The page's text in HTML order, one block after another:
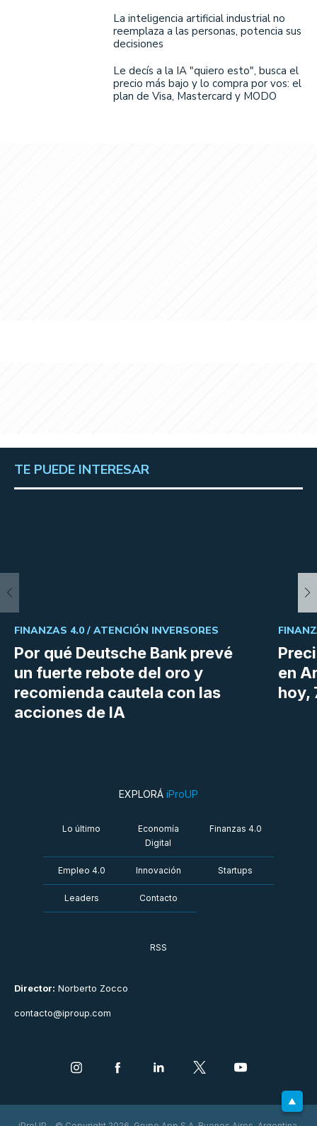
La inteligencia artificial industrial no
reemplaza a las personas, potencia sus
decisiones
Le decís a la IA "quiero esto", busca el
precio más bajo y lo compra por vos: el
plan de Visa, Mastercard y MODO
TE PUEDE INTERESAR
Por qué Deutsche Bank prevé
un fuerte rebote del oro y
recomienda cautela con las
acciones de IA
FINANZAS 4.0 / ATENCIÓN INVERSORES
en
hoy,
Director: Norberto Zocco
contacto@iproup.com
EXPLORÁ iProUP
Lo último
Economía
Digital
Finanzas 4.0
Empleo 4.0 Innovación Startups
Leaders Contacto
RSS